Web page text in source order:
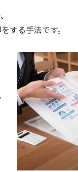
する手法です。